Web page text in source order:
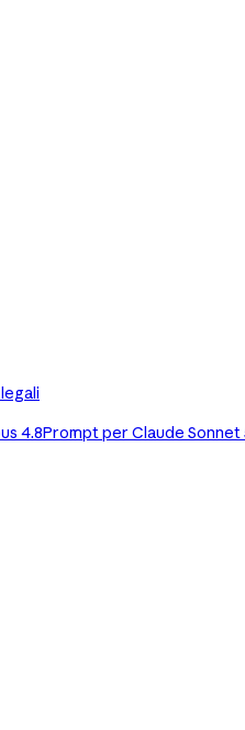
4.8Prompt per Claude Sonnet